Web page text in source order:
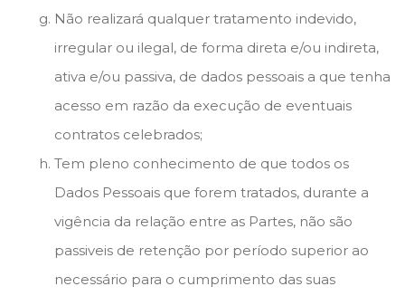
Não realizará qualquer tratamento indevido,
irregular ou ilegal, de forma direta e/ou indireta,
ativa e/ou passiva, de dados pessoais a que tenha
acesso em razão da execução de eventuais
contratos celebrados;
Tem pleno conhecimento de que todos os
Dados Pessoais que forem tratados, durante a
vigência da relação entre as Partes, não são
passiveis de retenção por período superior ao
necessário para o cumprimento das suas